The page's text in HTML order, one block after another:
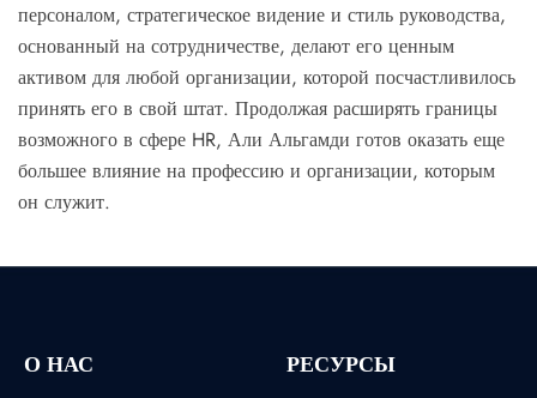
персоналом, стратегическое видение и стиль руководства,
основанный на сотрудничестве, делают его ценным
активом для любой организации, которой посчастливилось
принять его в свой штат. Продолжая расширять границы
возможного в сфере HR, Али Альгамди готов оказать еще
большее влияние на профессию и организации, которым
он служит.
О НАС РЕСУРСЫ